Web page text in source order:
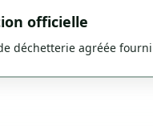
officielle
déchetterie agréée fourni